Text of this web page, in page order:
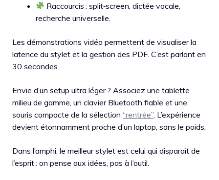
Raccourcis : split‑screen, dictée vocale,
recherche universelle.
Les démonstrations vidéo permettent de visualiser la
latence du stylet et la gestion des PDF. C’est parlant en
30 secondes.
Envie d’un setup ultra léger ? Associez une tablette
milieu de gamme, un clavier Bluetooth fiable et une
souris compacte de la sélection “rentrée” . L’expérience
devient étonnamment proche d’un laptop, sans le poids.
Dans l’amphi, le meilleur stylet est celui qui disparaît de
l’esprit : on pense aux idées, pas à l’outil.